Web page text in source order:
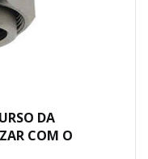
DA
COM O